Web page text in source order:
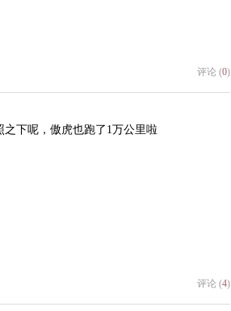
评论 (0)
之下呢，傲虎也跑了1万公里啦
评论 (4)